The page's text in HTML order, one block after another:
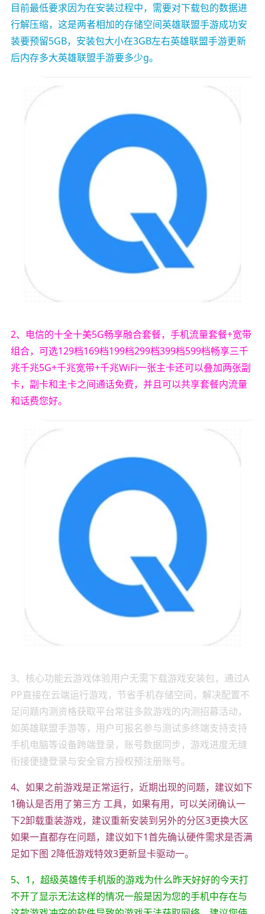
目前最低要求因为在安装过程中，需要对下载包的数据进
行解压缩，这是两者相加的存储空间英雄联盟手游成功安
装要预留5GB，安装包大小在3GB左右英雄联盟手游更新
后内存多大英雄联盟手游要多少g。
2、电信的十全十美5G畅享融合套餐，手机流量套餐+宽带
组合，可选129档169档199档299档399档599档畅享三千
兆千兆5G+千兆宽带+千兆WiFi一张主卡还可以叠加两张副
卡，副卡和主卡之间通话免费，并且可以共享套餐内流量
和话费您好。
3、核心功能云游戏体验用户无需下载游戏安装包，通过A
PP直接在云端运行游戏，节省手机存储空间，解决配置不
足问题内测资格获取平台常驻多款游戏的内测招募活动，
如英雄联盟手游等，用户可报名参与测试多终端支持支持
手机电脑等设备跨端登录，账号数据同步，游戏进度无缝
衔接便捷登录与安全官方授权预注册账号。
4、如果之前游戏是正常运行，近期出现的问题，建议如下
1确认是否用了第三方 工具，如果有用，可以关闭确认一
下2卸载重装游戏，建议重新安装到另外的分区3更换大区
如果一直都存在问题，建议如下1首先确认硬件需求是否满
足如下图 2降低游戏特效3更新显卡驱动一。
5、1，超级英雄传手机版的游戏为什么昨天好好的今天打
不开了显示无法这样的情况一般是因为您的手机中存在与